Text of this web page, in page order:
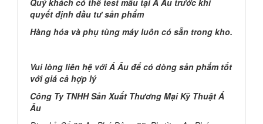
Quý khách có thể test mẫu tại Á Âu trước khi
quyết định đầu tư sản phẩm
Hàng hóa và phụ tùng máy luôn có sẵn trong kho.
Vui lòng liên hệ với Á Âu để có dòng sản phẩm tốt
với giá cả hợp lý
Công Ty TNHH Sản Xuất Thương Mại Kỹ Thuật Á
Âu